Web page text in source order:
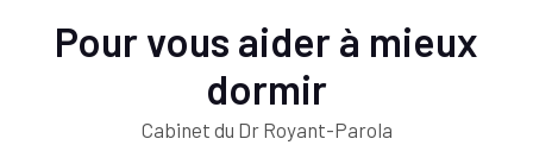
Pour vous aider à mieux
dormir
Cabinet du Dr Royant-Parola